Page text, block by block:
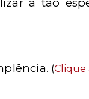
(Clique